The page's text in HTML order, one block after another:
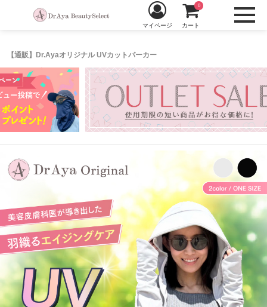
【通販】Dr.Ayaオリジナル UVカットパーカー
マイページ カート
0